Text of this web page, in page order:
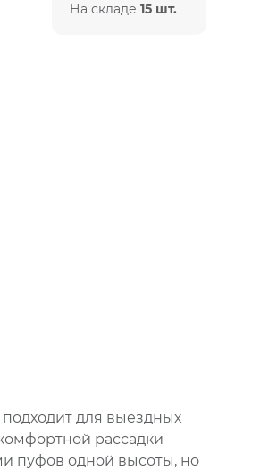
На складе 15 шт.
для выездных
рассадки
пуфов одной высоты, но